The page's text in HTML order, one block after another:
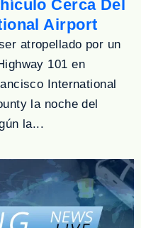
Cerca Del
Airport
atropellado por un
101 en
International
la noche del
la...